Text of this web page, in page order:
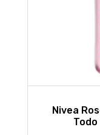
Nivea